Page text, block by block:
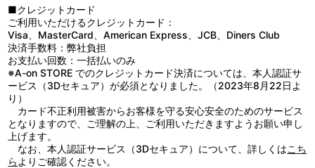
原材料：
【もみじ饅頭】砂糖（国内製造）、小豆、卵、小麦粉、米飴、砂糖
結合水飴、ぶどう糖、異性化液糖、鶏卵加工品（卵・乳成分を含
む）／乳化剤、膨張剤
【つぶあんもみじ】粒餡（小豆、砂糖）（国内製造）、卵、砂糖、
小麦粉、米飴、砂糖結合水飴、ぶどう糖、異性化液糖、鶏卵加工品
（卵・乳成分を含む）／乳化剤、膨張剤
【クリームもみじ】フラワーペースト（卵・乳成分・リンゴを含
む）（国内製造）、卵、砂糖、小麦粉、米飴、砂糖結合水飴、ぶど
う糖、異性化液糖、鶏卵加工品（卵・乳成分を含む）／加工デンプ
ン、グリシン、乳化剤、膨張剤、香料、保存料（ソルビン酸Ｋ）、
着色料（カロチン、Ｖ.Ｂ₂）
【チョコもみじ】チョコレートフラワーペースト（小麦・乳成分・
■クレジットカード
ご利用いただけるクレジットカード：
Visa、MasterCard、American Express、JCB、Diners Club
決済手数料：弊社負担
お支払い回数：一括払いのみ
※A-on STORE でのクレジットカード決済については、本人認証サ
ービス（3Dセキュア）が必須となりました。（2023年8月22日よ
り）
カード不正利用被害からお客様を守る安心安全のためのサービス
となりますので、ご理解の上、ご利用いただきますようお願い申し
上げます。
なお、本人認証サービス（3Dセキュア）について、詳しくはこち
ら よりご確認ください。